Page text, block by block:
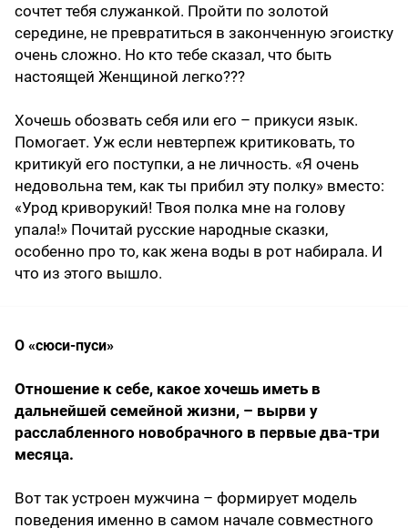
сочтет тебя служанкой. Пройти по золотой
середине, не превратиться в законченную эгоистку
очень сложно. Но кто тебе сказал, что быть
настоящей Женщиной легко???
Хочешь обозвать себя или его – прикуси язык.
Помогает. Уж если невтерпеж критиковать, то
критикуй его поступки, а не личность. «Я очень
недовольна тем, как ты прибил эту полку» вместо:
«Урод криворукий! Твоя полка мне на голову
упала!» Почитай русские народные сказки,
особенно про то, как жена воды в рот набирала. И
что из этого вышло.
О «сюси-пуси»
Отношение к себе, какое хочешь иметь в
дальнейшей семейной жизни, – вырви у
расслабленного новобрачного в первые два-три
месяца.
Вот так устроен мужчина – формирует модель
поведения именно в самом начале совместного